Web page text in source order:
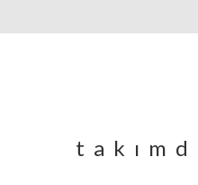
t a k ı m